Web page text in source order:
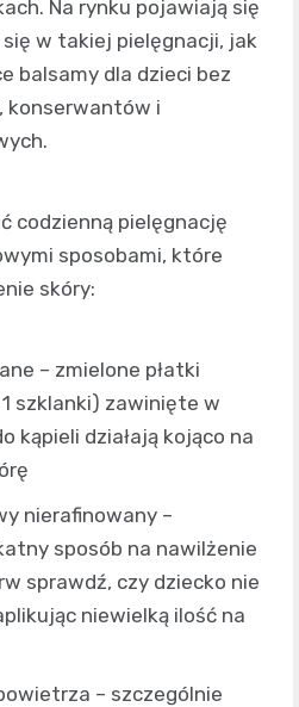
Na rynku pojawiają się
w takiej pielęgnacji, jak
balsamy dla dzieci bez
konserwantów i
codzienną pielęgnację
sposobami, które
skóry:
– zmielone płatki
1 szklanki) zawinięte w
kąpieli działają kojąco na
nierafinowany –
sposób na nawilżenie
sprawdź, czy dziecko nie
niewielką ilość na
– szczególnie